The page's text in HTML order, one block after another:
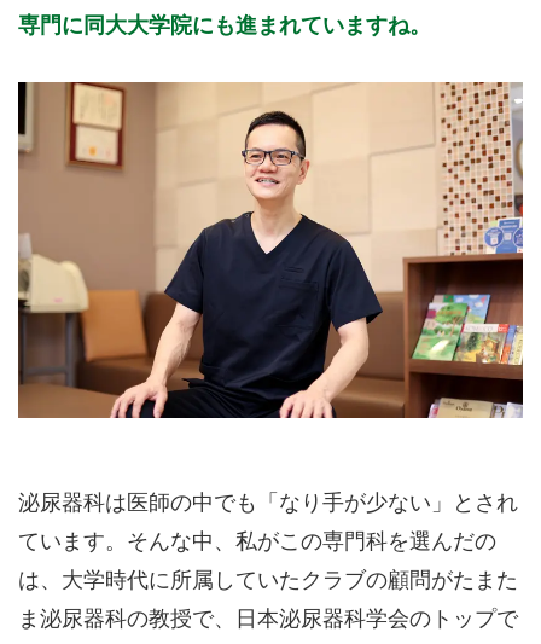
専門に同大大学院にも進まれていますね。
泌尿器科は医師の中でも「なり手が少ない」とされ
ています。そんな中、私がこの専門科を選んだの
は、大学時代に所属していたクラブの顧問がたまた
ま泌尿器科の教授で、日本泌尿器科学会のトップで